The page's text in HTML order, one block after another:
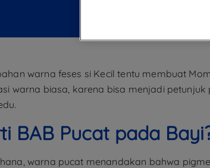
warna feses si Kecil tentu membuat
warna biasa, karena bisa menjadi
BAB Pucat pada
warna pucat menandakan bahwa